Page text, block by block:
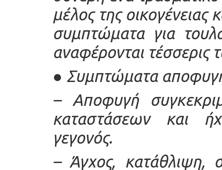
μέλος της οικογένειας
συμπτώματα για
αναφέρονται
● Συμπτώματα
– Αποφυγή
καταστάσεων και
γεγονός.
– Άγχος, κατάθλιψη,